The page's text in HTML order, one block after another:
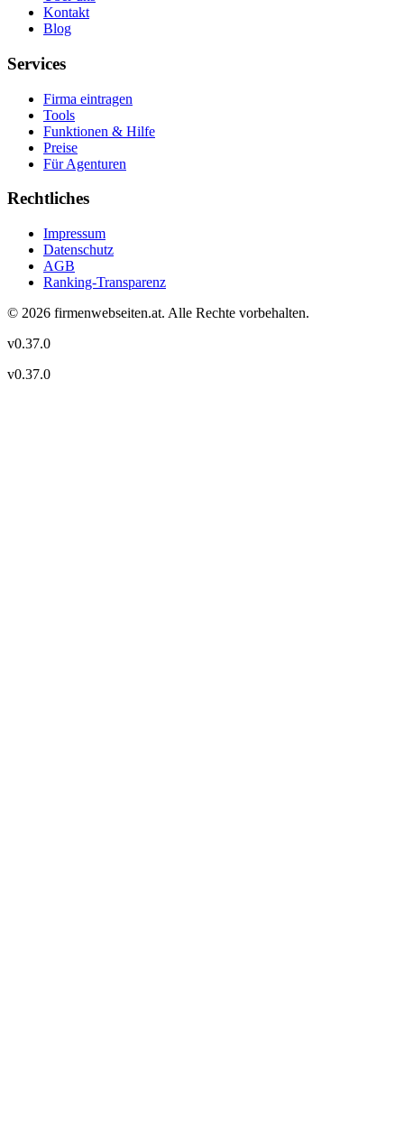
Kontakt
Blog
Services
Firma eintragen
Tools
Funktionen & Hilfe
Preise
Für Agenturen
Rechtliches
Impressum
Datenschutz
AGB
Ranking-Transparenz
© 2026 firmenwebseiten.at. Alle Rechte vorbehalten.
v0.37.0
v0.37.0